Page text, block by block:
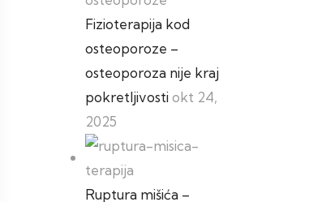
Fizioterapija kod
osteoporoze –
osteoporoza nije kraj
pokretljivostiokt 24,
2025
Ruptura mišića –